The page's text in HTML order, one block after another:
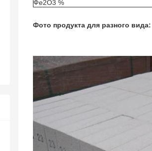
Фе2О3 %
Фото продукта для разного вида: